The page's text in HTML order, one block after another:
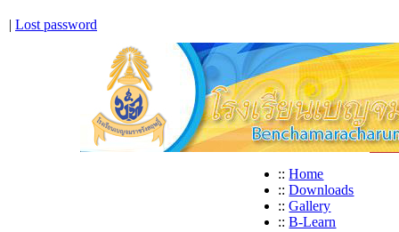
| Lost password
:: Home
:: Downloads
:: Gallery
:: B-Learn